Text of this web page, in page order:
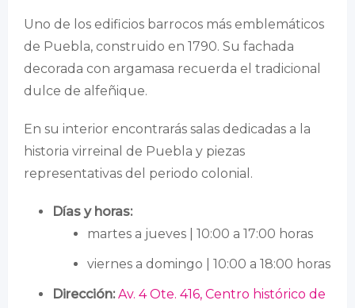
Uno de los edificios barrocos más emblemáticos
de Puebla, construido en 1790. Su fachada
decorada con argamasa recuerda el tradicional
dulce de alfeñique.
En su interior encontrarás salas dedicadas a la
historia virreinal de Puebla y piezas
representativas del periodo colonial.
Días y horas:
martes a jueves | 10:00 a 17:00 horas
viernes a domingo | 10:00 a 18:00 horas
Dirección: Av. 4 Ote. 416, Centro histórico de